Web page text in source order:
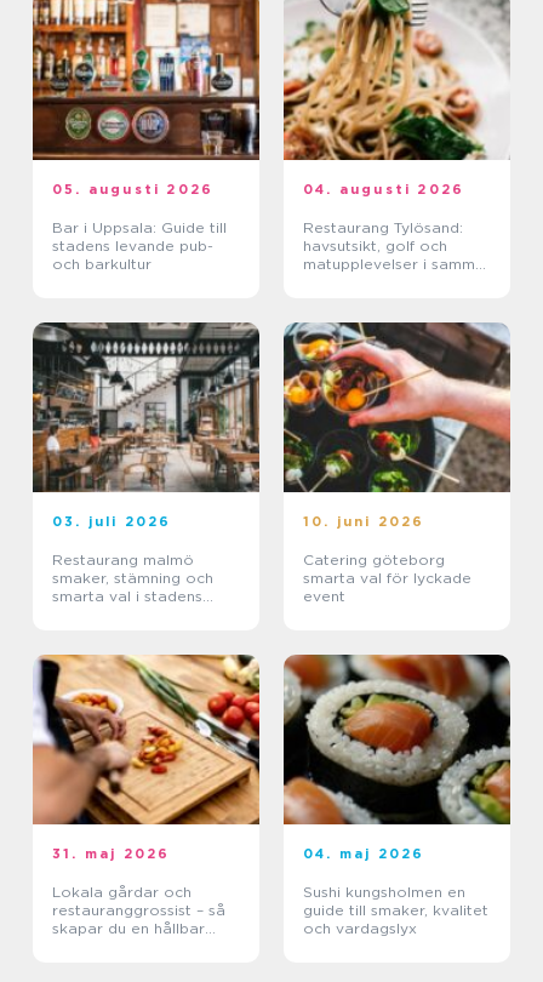
05. augusti 2026
Bar i Uppsala: Guide till
stadens levande pub-
och barkultur
04. augusti 2026
Restaurang Tylösand:
havsutsikt, golf och
matupplevelser i samma
03. juli 2026
Restaurang malmö
smaker, stämning och
smarta val i stadens
10. juni 2026
Catering göteborg
smarta val för lyckade
event
31. maj 2026
Lokala gårdar och
restauranggrossist – så
skapar du en hållbar
04. maj 2026
Sushi kungsholmen en
guide till smaker, kvalitet
och vardagslyx